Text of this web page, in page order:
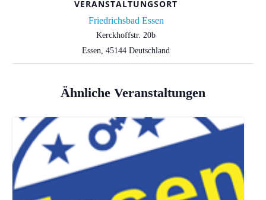
VERANSTALTUNGSORT
Friedrichsbad Essen
Kerckhoffstr. 20b
Essen, 45144 Deutschland
Ähnliche Veranstaltungen